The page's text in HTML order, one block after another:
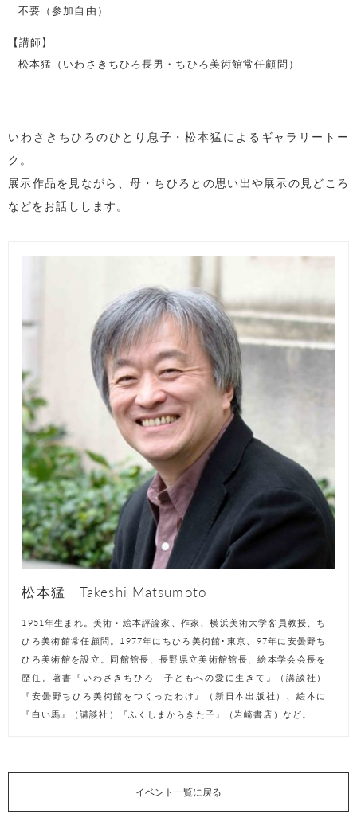
不要（参加自由）
【講師】
松本猛（いわさきちひろ長男・ちひろ美術館常任顧問）
いわさきちひろのひとり息子・松本猛によるギャラリートー
ク。
展示作品を見ながら、母・ちひろとの思い出や展示の見どころ
などをお話しします。
松本猛 Takeshi Matsumoto
1951年生まれ。美術・絵本評論家、作家、横浜美術大学客員教授、ち
ひろ美術館常任顧問。1977年にちひろ美術館･東京、97年に安曇野ち
ひろ美術館を設立。同館館長、長野県立美術館館長、絵本学会会長を
歴任。著書『いわさきちひろ 子どもへの愛に生きて』（講談社）
『安曇野ちひろ美術館をつくったわけ』（新日本出版社）、絵本に
『白い馬』（講談社）『ふくしまからきた子』（岩崎書店）など。
イベント一覧に戻る